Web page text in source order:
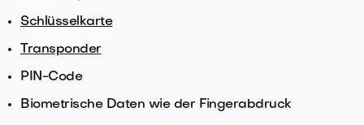
Schlüsselkarte
Transponder
PIN-Code
Biometrische Daten wie der Fingerabdruck